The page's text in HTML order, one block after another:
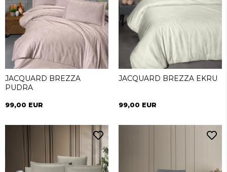
JACQUARD BREZZA
PUDRA
99,00 EUR
JACQUARD BREZZA EKRU
99,00 EUR